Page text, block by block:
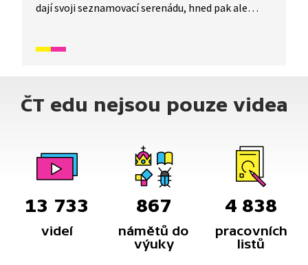
dají svoji seznamovací serenádu, hned pak ale
spíše hlídá a chrání.
ČT edu nejsou pouze videa
13 733
videí
867
námětů do
výuky
4 838
pracovních
listů